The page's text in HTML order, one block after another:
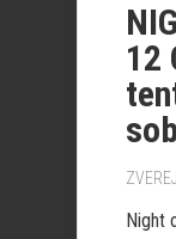
12
Night